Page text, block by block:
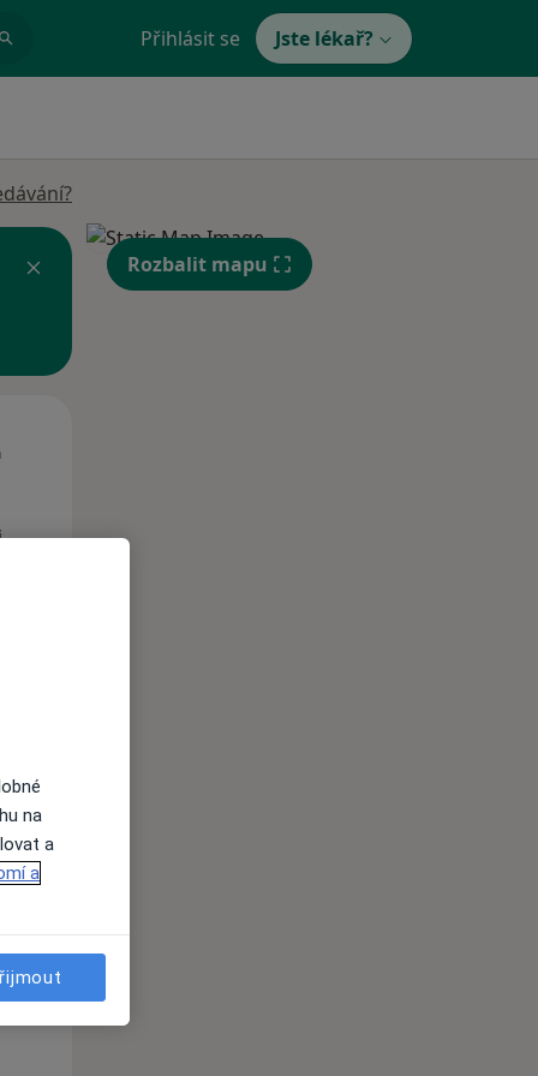
Přihlásit se Jste lékař?
Rozbalit mapu
na
a
a